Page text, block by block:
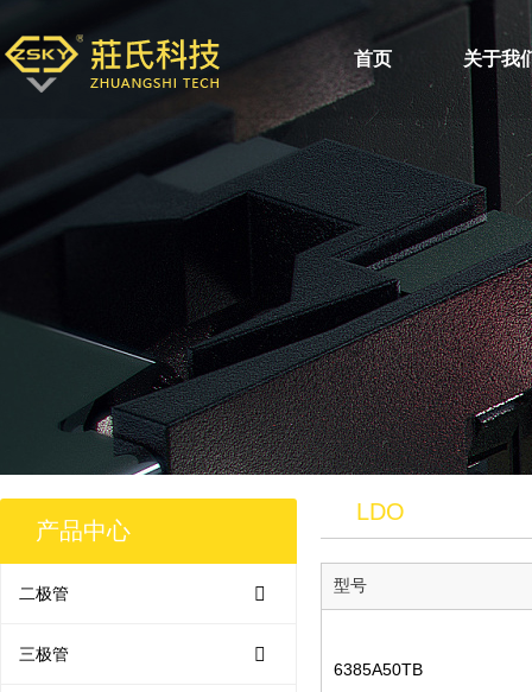
首页 关于我
产品中心
二极管
三极管
LDO
型号
6385A50TB